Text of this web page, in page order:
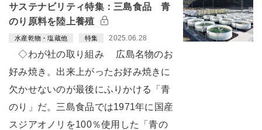
サステナビリティ特集：三島食品 青
のり原料を陸上養殖
水産乾物・塩蔵他 特集 2025.06.28
◇わが社の取り組み 広島名物のお
好み焼き。出来上がったお好み焼きに
欠かせないのが最後にふりかける「青
のり」だ。三島食品では1971年に国産
スジアオノリを100％使用した「青の